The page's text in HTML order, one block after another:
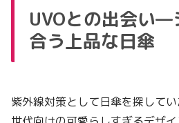
UVOとの出会い—
合う上品な日傘
紫外線対策として日傘を探して